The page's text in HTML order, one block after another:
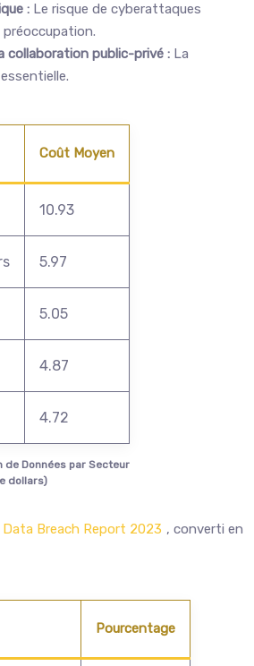
: Le risque de cyberattaques
collaboration public-privé : La
de Données par Secteur
dollars)
Coût Moyen
10.93
5.97
5.05
4.87
4.72
Breach Report 2023 , converti en
Pourcentage